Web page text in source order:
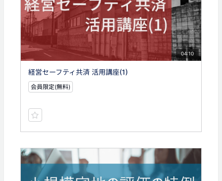
04:10
経営セーフティ共済 活用講座(1)
会員限定(無料)